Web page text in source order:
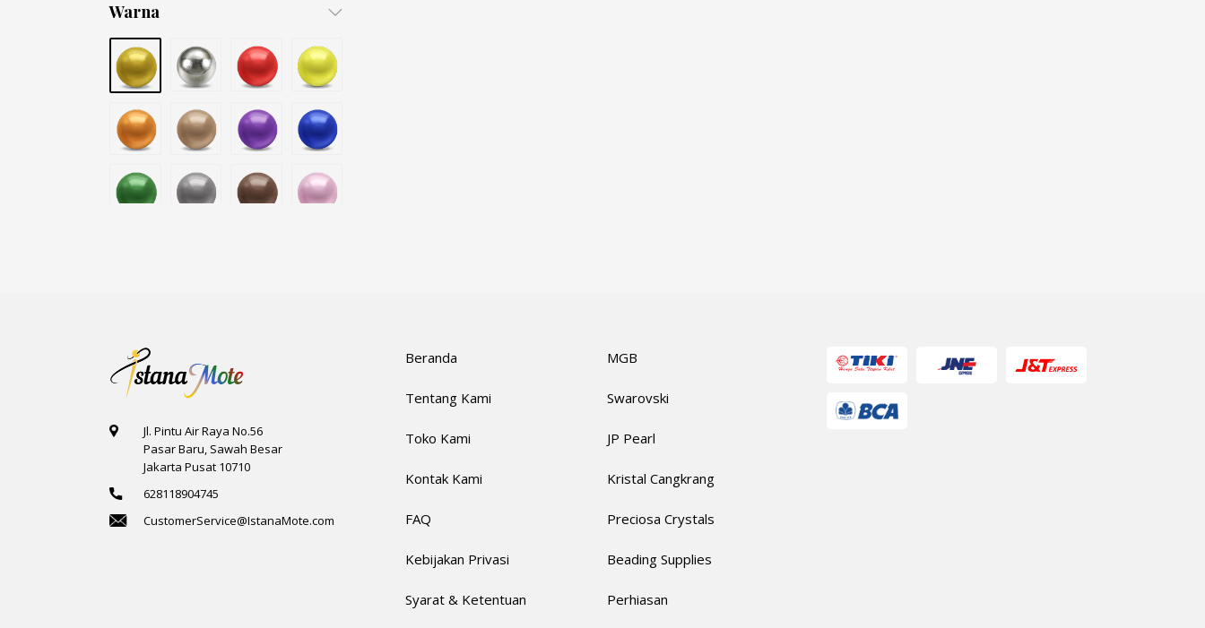
6mm
12mm
Small / S-P
Warna
Jl. Pintu Air Raya No.56
Pasar Baru, Sawah Besar
Jakarta Pusat 10710
628118904745
CustomerService@IstanaMote.com
Beranda
Tentang Kami
Toko Kami
Kontak Kami
FAQ
Kebijakan Privasi
Syarat & Ketentuan
MGB
Swarovski
JP Pearl
Kristal Cangkrang
Preciosa Crystals
Beading Supplies
Perhiasan